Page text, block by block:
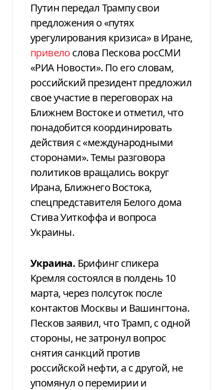
Путин передал Трампу свои
предложения о «путях
урегулирования кризиса» в Иране,
привело слова Пескова росСМИ
«РИА Новости». По его словам,
российский президент предложил
свое участие в переговорах на
Ближнем Востоке и отметил, что
понадобится координировать
действия с «международными
сторонами». Темы разговора
политиков вращались вокруг
Ирана, Ближнего Востока,
спецпредставителя Белого дома
Стива Уиткоффа и вопроса
Украины.
Украина. Брифинг спикера
Кремля состоялся в полдень 10
марта, через полсуток после
контактов Москвы и Вашингтона.
Песков заявил, что Трамп, с одной
стороны, не затронул вопрос
снятия санкций против
российской нефти, а с другой, не
упомянул о перемирии и